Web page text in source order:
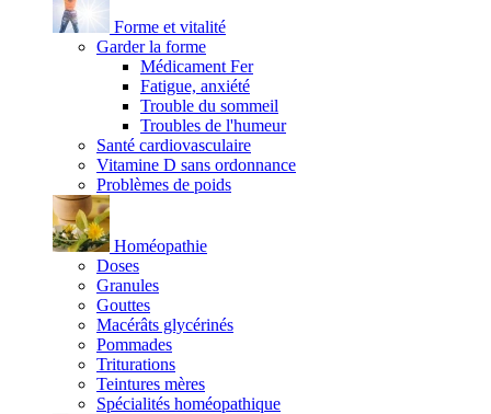
Forme et vitalité
Garder la forme
Médicament Fer
Fatigue, anxiété
Trouble du sommeil
Troubles de l'humeur
Santé cardiovasculaire
Vitamine D sans ordonnance
Problèmes de poids
Homéopathie
Doses
Granules
Gouttes
Macérâts glycérinés
Pommades
Triturations
Teintures mères
Spécialités homéopathique